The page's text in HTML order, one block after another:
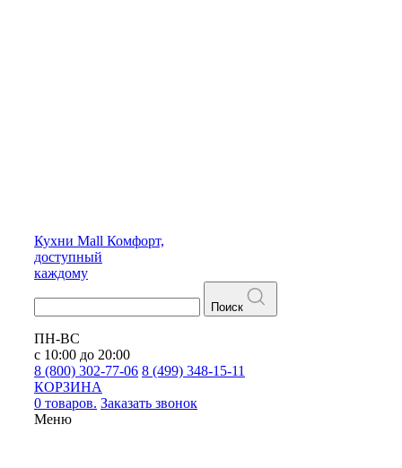
Кухни Mall Комфорт,
доступный
каждому
Поиск
ПН-ВС
с 10:00 до 20:00
8 (800) 302-77-06 8 (499) 348-15-11
КОРЗИНА
0 товаров. Заказать звонок
Меню